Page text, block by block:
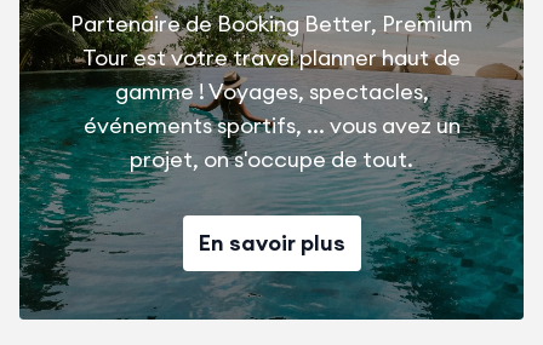
Partenaire de Booking Better, Premium
Tour est votre travel planner haut de
gamme ! Voyages, spectacles,
événements sportifs, ... vous avez un
projet, on s'occupe de tout.
En savoir plus